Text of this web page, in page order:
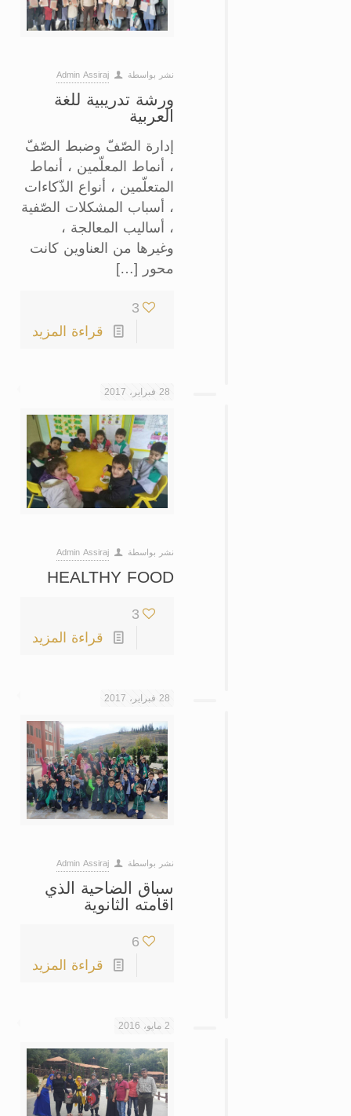
نشر بواسطة Admin Assiraj
ورشة تدريبية للغة
العربية
إدارة الصّفّ وضبط الصّفّ
، أنماط المعلّمين ، أنماط
المتعلّمين ، أنواع الذّكاءات
، أسباب المشكلات الصّفية
، أساليب المعالجة ،
وغيرها من العناوين كانت
محور […]
3
قراءة المزيد
28 فبراير، 2017
نشر بواسطة Admin Assiraj
HEALTHY FOOD
3
قراءة المزيد
28 فبراير، 2017
نشر بواسطة Admin Assiraj
سباق الضاحية الذي
اقامته الثانوية
6
قراءة المزيد
2 مايو، 2016